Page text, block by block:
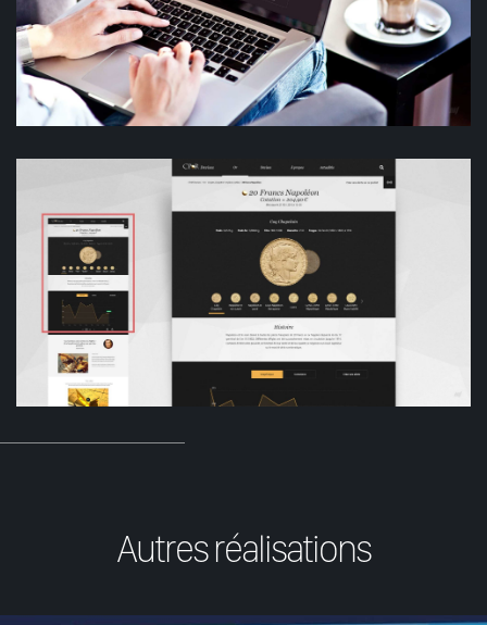
Autres réalisations